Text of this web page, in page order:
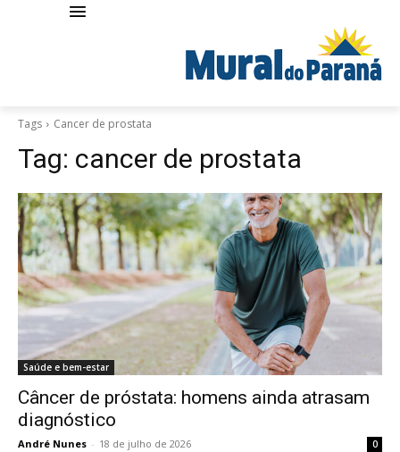
Tags Cancer de prostata
Tag: cancer de prostata
Saúde e bem-estar
Câncer de próstata: homens ainda atrasam
diagnóstico
André Nunes - 18 de julho de 2026 0